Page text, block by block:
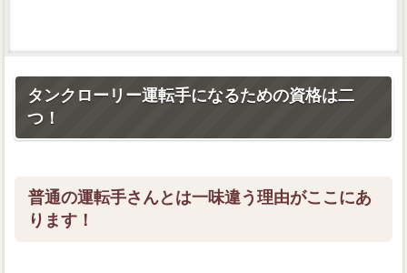
タンクローリー運転手になるための資格は二
つ！
普通の運転手さんとは一味違う理由がここにあ
ります！